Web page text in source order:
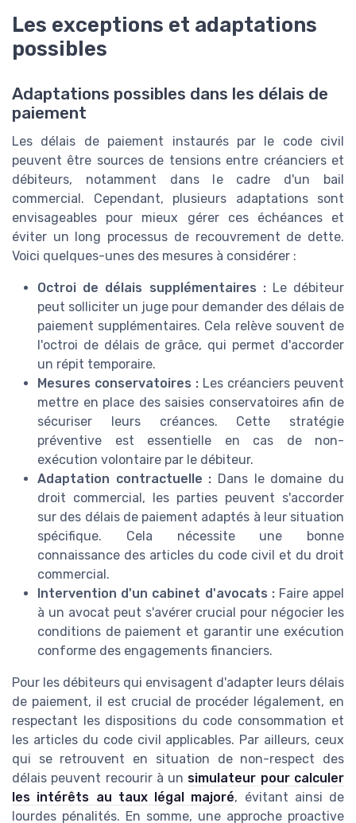
Les exceptions et adaptations
possibles
Adaptations possibles dans les délais de
paiement
Les délais de paiement instaurés par le code civil
peuvent être sources de tensions entre créanciers et
débiteurs, notamment dans le cadre d'un bail
commercial. Cependant, plusieurs adaptations sont
envisageables pour mieux gérer ces échéances et
éviter un long processus de recouvrement de dette.
Voici quelques-unes des mesures à considérer :
Octroi de délais supplémentaires :Le débiteur
peut solliciter un juge pour demander des délais de
paiement supplémentaires. Cela relève souvent de
l'octroi de délais de grâce, qui permet d'accorder
un répit temporaire.
Mesures conservatoires : Les créanciers peuvent
mettre en place des saisies conservatoires afin de
sécuriser leurs créances. Cette stratégie
préventive est essentielle en cas de non-
exécution volontaire par le débiteur.
Adaptation contractuelle : Dans le domaine du
droit commercial, les parties peuvent s'accorder
sur des délais de paiement adaptés à leur situation
spécifique. Cela nécessite une bonne
connaissance des articles du code civil et du droit
commercial.
Intervention d'un cabinet d'avocats :Faire appel
à un avocat peut s'avérer crucial pour négocier les
conditions de paiement et garantir une exécution
conforme des engagements financiers.
Pour les débiteurs qui envisagent d'adapter leurs délais
de paiement, il est crucial de procéder légalement, en
respectant les dispositions du code consommation et
les articles du code civil applicables. Par ailleurs, ceux
qui se retrouvent en situation de non-respect des
délais peuvent recourir à un simulateur pour calculer
les intérêts au taux légal majoré, évitant ainsi de
lourdes pénalités. En somme, une approche proactive